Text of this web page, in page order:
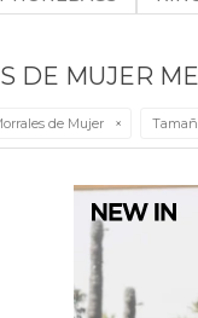
DE MUJER
de Mujer